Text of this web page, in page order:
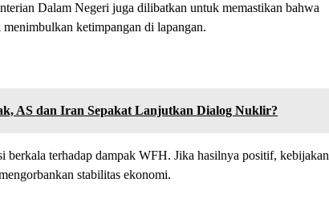
Dalam Negeri juga dilibatkan untuk memastikan bahwa
ketimpangan di lapangan.
AS dan Iran Sepakat Lanjutkan Dialog Nuklir?
berkala terhadap dampak WFH. Jika hasilnya positif, kebijakan
stabilitas ekonomi.